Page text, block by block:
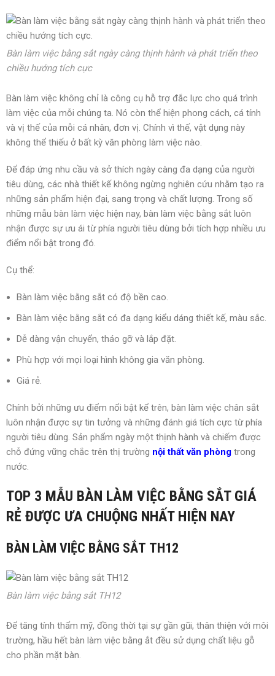
Bàn làm việc bằng sắt ngày càng thịnh hành và phát triển theo
chiều hướng tích cực
Bàn làm việc không chỉ là công cụ hỗ trợ đắc lực cho quá trình
làm việc của mỗi chúng ta. Nó còn thể hiện phong cách, cá tính
và vị thế của mỗi cá nhân, đơn vị. Chính vì thế, vật dụng này
không thể thiếu ở bất kỳ văn phòng làm việc nào.
Để đáp ứng nhu cầu và sở thích ngày càng đa dạng của người
tiêu dùng, các nhà thiết kế không ngừng nghiên cứu nhằm tạo ra
những sản phẩm hiện đại, sang trọng và chất lượng. Trong số
những mẫu bàn làm việc hiện nay, bàn làm việc bằng sắt luôn
nhận được sự ưu ái từ phía người tiêu dùng bởi tích hợp nhiều ưu
điểm nổi bật trong đó.
Cụ thể:
Bàn làm việc bằng sắt có độ bền cao.
Bàn làm việc bằng sắt có đa dạng kiểu dáng thiết kế, màu sắc.
Dễ dàng vận chuyển, tháo gỡ và lắp đặt.
Phù hợp với mọi loại hình không gia văn phòng.
Giá rẻ.
Chính bởi những ưu điểm nổi bật kể trên, bàn làm việc chân sắt
luôn nhận được sự tin tưởng và những đánh giá tích cực từ phía
người tiêu dùng. Sản phẩm ngày một thịnh hành và chiếm được
chỗ đứng vững chắc trên thị trường nội thất văn phòng trong
nước.
TOP 3 MẪU BÀN LÀM VIỆC BẰNG SẮT GIÁ
RẺ ĐƯỢC ƯA CHUỘNG NHẤT HIỆN NAY
BÀN LÀM VIỆC BẰNG SẮT TH12
Bàn làm việc bằng sắt TH12
Để tăng tính thẩm mỹ, đồng thời tại sự gần gũi, thân thiện với môi
trường, hầu hết bàn làm việc bằng ắt đều sử dụng chất liệu gỗ
cho phần mặt bàn.